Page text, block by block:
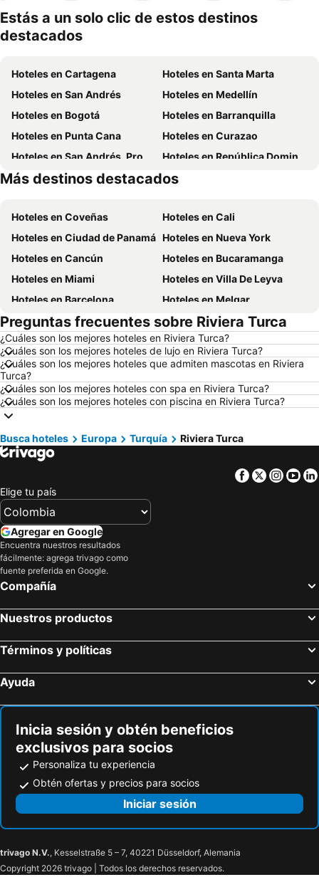
mascotas
Estás a un solo clic de estos destinos
destacados
Hoteles en Cartagena
Hoteles en Santa Marta
Hoteles en San Andrés
Hoteles en Medellín
Hoteles en Bogotá
Hoteles en Barranquilla
Hoteles en Punta Cana
Hoteles en Curazao
Hoteles en San Andrés, Providencia and Santa Catalina
Hoteles en República Dominicana
Hoteles en Santiago de Chile
Hoteles en Madrid
Más destinos destacados
Hoteles en Coveñas
Hoteles en Cali
Hoteles en Ciudad de Panamá Hoteles en Nueva York
Hoteles en Cancún
Hoteles en Bucaramanga
Hoteles en Miami
Hoteles en Villa De Leyva
Hoteles en Barcelona
Hoteles en Melgar
Hoteles en París
Hoteles en Roma
Hoteles en Ciudad de México
Hoteles en Pereira
Hoteles en Orlando
Hoteles en Villavicencio
Hoteles en Río de Janeiro
Hoteles en Girardot
Hoteles en Aruba
Hoteles en Cundinamarca
Hoteles en Colombia
Hoteles en Isla Margarita
Hoteles en Riviera Maya
Hoteles en EE. UU.
Hoteles en Quindío
Hoteles en Argentina
Hoteles en Amazonas
Hoteles en España
Hoteles en Eje Cafetero
Preguntas frecuentes sobre Riviera Turca
¿Cuáles son los mejores hoteles en Riviera Turca?
¿Cuáles son los mejores hoteles de lujo en Riviera Turca?
¿Cuáles son los mejores hoteles que admiten mascotas en Riviera
Turca?
¿Cuáles son los mejores hoteles con spa en Riviera Turca?
¿Cuáles son los mejores hoteles con piscina en Riviera Turca?
Busca hoteles Europa Turquía Riviera Turca
Facebook
Twitter
Elige tu país
Agregar en Google
Encuentra nuestros resultados
fácilmente: agrega trivago como
fuente preferida en Google.
Compañía
Nuestros productos
Términos y políticas
Ayuda
Inicia sesión y obtén beneficios
exclusivos para socios
Personaliza tu experiencia
Obtén ofertas y precios para socios
Iniciar sesión
trivago N.V., Kesselstraße 5 – 7, 40221 Düsseldorf, Alemania
Copyright 2026 trivago | Todos los derechos reservados.